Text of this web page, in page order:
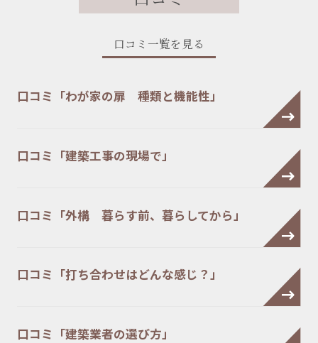
口コミ一覧を見る
口コミ「わが家の扉 種類と機能性」
口コミ「建築工事の現場で」
口コミ「外構 暮らす前、暮らしてから」
口コミ「打ち合わせはどんな感じ？」
口コミ「建築業者の選び方」